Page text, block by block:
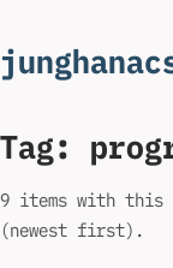
Tag:
9 items with this
(newest first).